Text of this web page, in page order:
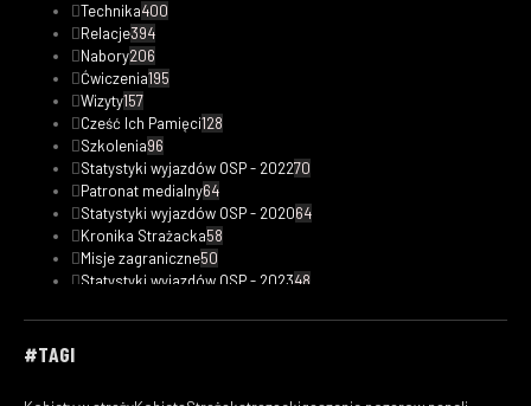
Technika400
Relacje394
Nabory206
Ćwiczenia195
Wizyty157
Cześć Ich Pamięci128
Szkolenia96
Statystyki wyjazdów OSP - 202270
Patronat medialny64
Statystyki wyjazdów OSP - 202064
Kronika Strażacka58
Misje zagraniczne50
Statystyki wyjazdów OSP - 202348
Fotorelacje33
#TAGI